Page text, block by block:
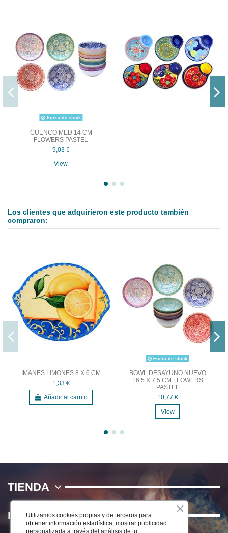
Fuera de stock
CUENCO MED 14 CM
FLOWERS PASTEL
9,03 €
View
Los clientes que adquirieron este producto también
compraron:
IMANES LIMONES 8 X 6 CM
1,33 €
Añadir al carrito
Fuera de stock
BOWL DESAYUNO NUEVO
16.5 X 7.5 CM FLOWERS
PASTEL
10,77 €
View
TIENDA
NOSOTROS
Utilizamos cookies propias y de terceros para
obtener información estadística, mostrar publicidad
personalizada a través del análisis de tu